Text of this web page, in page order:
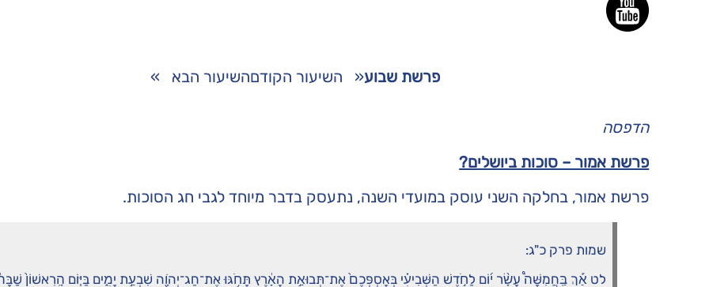
פרשת שבוע« השיעור הקודםהשיעור הבא »
הדפסה
פרשת אמור – סוכות ביושלים?
פרשת אמור, בחלקה השני עוסק במועדי השנה, נתעסק בדבר מיוחד לגבי חג הסוכות.
שמות פרק כ"ג:
לט אַ֡ךְ בַּֽחֲמִשָּׁה֩ עָשָׂ֨ר י֜וֹם לַחֹ֣דֶשׁ הַשְּׁבִיעִ֗י בְּאָסְפְּכֶם֙ אֶת־תְּבוּאַ֣ת הָאָ֔רֶץ תָּחֹ֥גּוּ אֶת־חַג־יְהֹוָ֖ה שִׁבְעַ֣ת יָמִ֑ים בַּיּ֤וֹם הָֽרִאשׁוֹן֙